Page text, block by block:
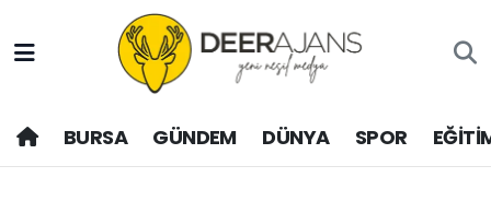
BURSA GÜNDEM DÜNYA SPOR
Hava Durumu
Trafik Durumu